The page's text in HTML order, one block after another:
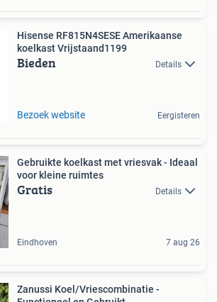
Hisense RF815N4SESE Amerikaanse
koelkast Vrijstaand1199
Bieden Details
Bezoek website Eergisteren
Gebruikte koelkast met vriesvak - Ideaal
voor kleine ruimtes
Gratis Details
Eindhoven 7 aug 26
Zanussi Koel/Vriescombinatie -